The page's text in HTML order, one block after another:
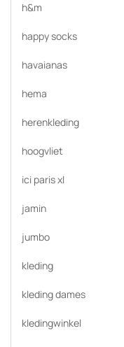
h&m
happy socks
havaianas
hema
herenkleding
hoogvliet
ici paris xl
jamin
jumbo
kleding
kleding dames
kledingwinkel